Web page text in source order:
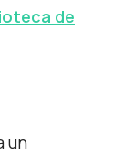
de
un